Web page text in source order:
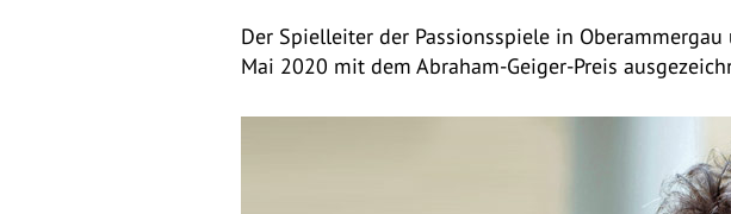
Der Spielleiter der Passionsspiele in
Mai 2020 mit dem Abraham-Geiger-Preis